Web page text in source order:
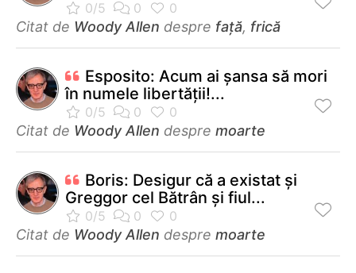
Citat de Woody Allen despre față, frică
Esposito: Acum ai şansa să mori
în numele libertăţii!...
Citat de Woody Allen despre moarte
Boris: Desigur că a existat şi
Greggor cel Bătrân şi fiul...
Citat de Woody Allen despre moarte